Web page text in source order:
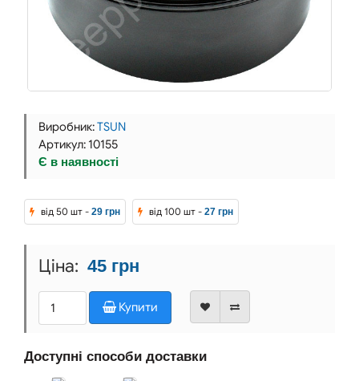
Виробник:TSUN
Артикул: 10155
Є в наявності
від 50 шт - 29 грн від 100 шт - 27 грн
45 грн
Купити
Доступні способи доставки